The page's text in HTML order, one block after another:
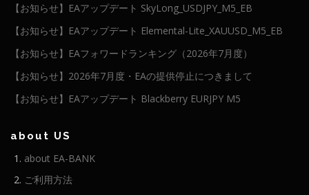
【お知らせ】EAアップデート SkyLong_USDJPY_M5_EB
【お知らせ】EAアップデート Elemental-Lite_XAUUSD_M5_EB
【お知らせ】EAフォワードランキング（2026年7月度）
【お知らせ】2026年7月度・EAの提供停止につきまして
【お知らせ】EAアップデート Blackberry EURJPY M5
about US
about EA-BANK
ご利用方法